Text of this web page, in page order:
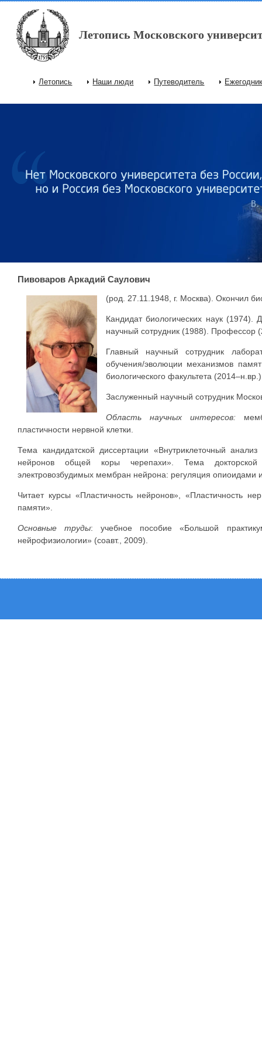
Перейти к основному содержанию
Летопись Московского
Главное меню
Летопись Наши люди Путеводитель
Пивоваров Аркадий Саулович
(род. 27.11.1948, г. Москва). Окончил
Кандидат биологических наук (1974).
научный сотрудник (1988). Профессор
Главный научный сотрудник
обучения/эволюции механизмов
биологического факультета
Заслуженный научный сотрудник
Область научных интересов:
пластичности нервной клетки.
Тема кандидатской диссертации «Внутриклеточный
нейронов общей коры черепахи». Тема
электровозбудимых мембран нейрона: регуляция опиоидами
Читает курсы «Пластичность нейронов», «Пластичность
памяти».
Основные труды: учебное пособие «Большой
нейрофизиологии» (соавт., 2009).